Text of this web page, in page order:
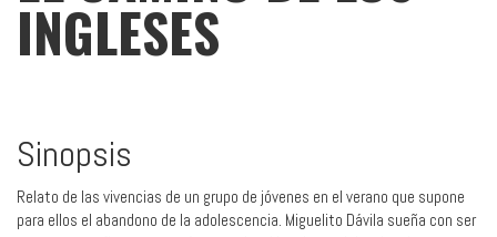
INGLESES
Sinopsis
Relato de las vivencias de un grupo de jóvenes en el verano que supone
para ellos el abandono de la adolescencia. Miguelito Dávila sueña con ser